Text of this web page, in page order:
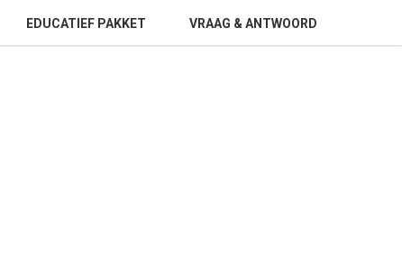
EDUCATIEF PAKKET VRAAG & ANTWOORD